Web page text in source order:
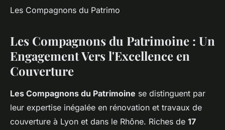
Les Compagnons du Patrimo
Les Compagnons du Patrimoine : Un
Engagement Vers l'Excellence en
Couverture
Les Compagnons du Patrimoine se distinguent par
leur expertise inégalée en rénovation et travaux de
couverture à Lyon et dans le Rhône. Riches de 17